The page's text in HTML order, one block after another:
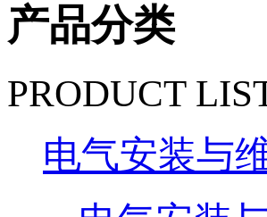
产品分类
PRODUCT
电气安装与